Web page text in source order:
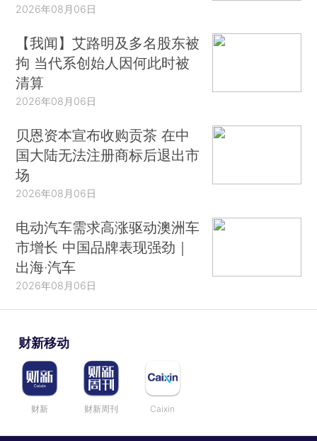
2026年08月06日
【我闻】艾路明及多名股东被
拘 当代系创始人因何此时被
清算
2026年08月06日
贝恩资本宣布收购贡茶 在中
国大陆无法注册商标后退出市
场
2026年08月06日
电动汽车需求高涨驱动澳洲车
市增长 中国品牌表现强劲｜
出海·汽车
2026年08月06日
财新移动
财新 财新周刊 Caixin